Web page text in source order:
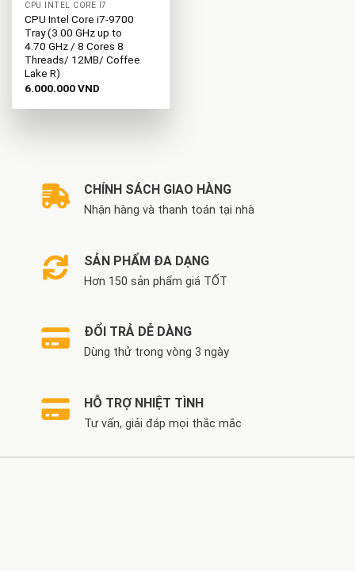
CPU INTEL CORE I7
CPU Intel Core i7-9700
Tray (3.00 GHz up to
4.70 GHz / 8 Cores 8
Threads/ 12MB/ Coffee
Lake R)
6.000.000VND
CHÍNH SÁCH GIAO HÀNG
Nhận hàng và thanh toán tại nhà
SẢN PHẨM ĐA DẠNG
Hơn 150 sản phẩm giá TỐT
ĐỔI TRẢ DỄ DÀNG
Dùng thử trong vòng 3 ngày
HỖ TRỢ NHIỆT TÌNH
Tư vấn, giải đáp mọi thắc mắc